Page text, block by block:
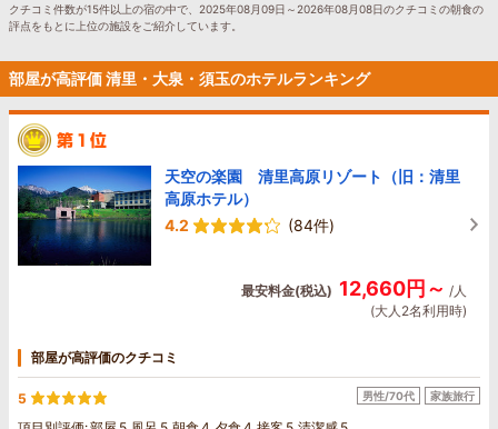
クチコミ件数が15件以上の宿の中で、2025年08月09日～2026年08月08日のクチコミの朝食の
評点をもとに上位の施設をご紹介しています。
部屋が高評価 清里・大泉・須玉のホテルランキング
天空の楽園 清里高原リゾート（旧：清里
高原ホテル）
4.2
(84件)
最安料金(税込) 12,660円～ /人
(大人2名利用時)
部屋が高評価のクチコミ
5
男性/70代 家族旅行